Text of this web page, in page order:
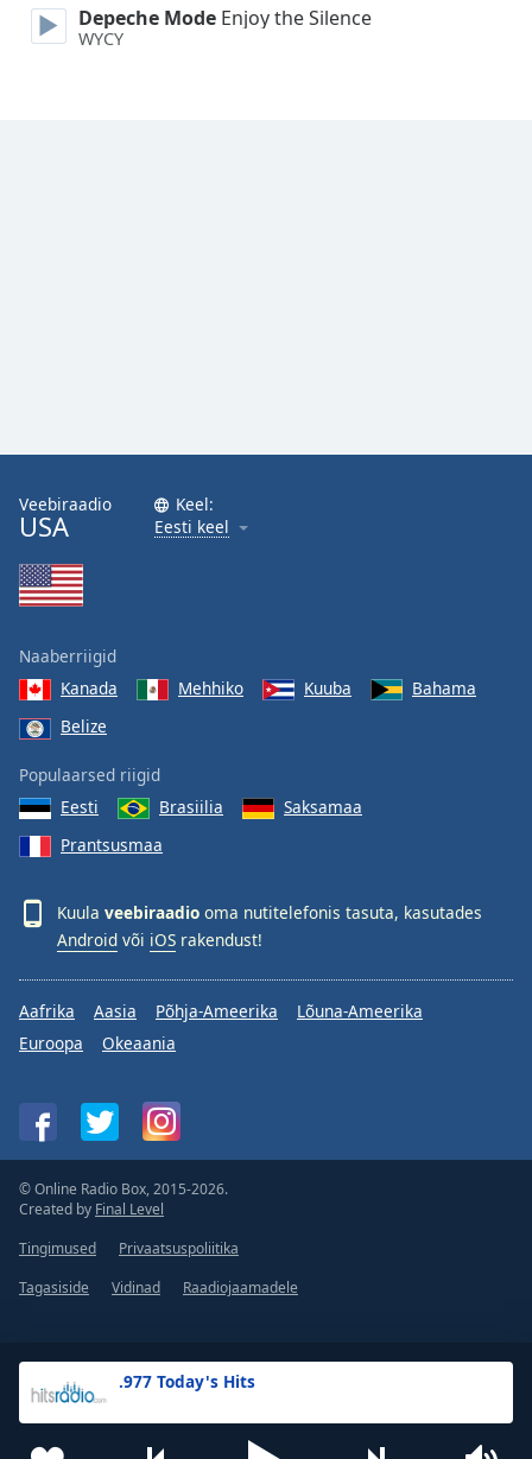
Close
Modal
Dialog
.977 Today's Hits
Depeche Mode Enjoy the Silence
WYCY
Veebiraadio
USA
Keel:
Eesti keel
Naaberriigid
Kanada
Mehhiko Kuuba
Bahama
Belize
Populaarsed riigid
Eesti
Brasiilia
Saksamaa
Prantsusmaa
Kuula veebiraadio oma nutitelefonis tasuta, kasutades
Android või iOS rakendust!
Aafrika Aasia Põhja-Ameerika
Lõuna-Ameerika
Euroopa
Okeaania
© Online Radio Box, 2015-2026.
Created by Final Level
Tingimused
Privaatsuspoliitika
Tagasiside
Vidinad Raadiojaamadele